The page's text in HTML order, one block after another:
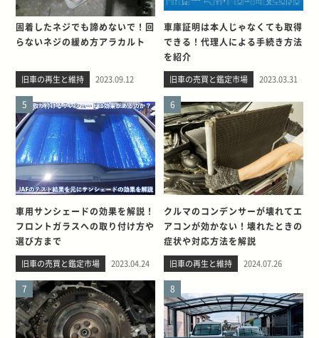
固着したネジでも諦めないで！回
らないネジの緩め方アラカルト
旧車の再生と維持 2023.09.12
車庫証明は本人じゃなくても取得
できる！代理人による手続き方法
を紹介
旧車の売買と鑑定市場 2023.03.31
5
車用サンシェードの効果を解説！
フロントガラスへの取り付け方や
選び方まで
旧車の売買と鑑定市場 2023.04.24
6
クルマのコンデンサーが壊れてエ
アコンが効かない！壊れたときの
症状や対応方法を解説
旧車の再生と維持 2024.07.26
7 8